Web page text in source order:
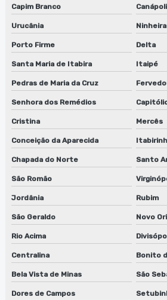
Capim Branco
Urucânia Ninheira
Porto Firme Delta
Santa Maria de Itabira Itaipé
Pedras de Maria da Cruz
Senhora dos Remédios
Cristina Mercês
Conceição da Aparecida
Chapada do Norte Santo
São Romão
Jordânia Rubim
São Geraldo Novo
Rio Acima
Centralina Bonito
Bela Vista de Minas São
Dores de Campos